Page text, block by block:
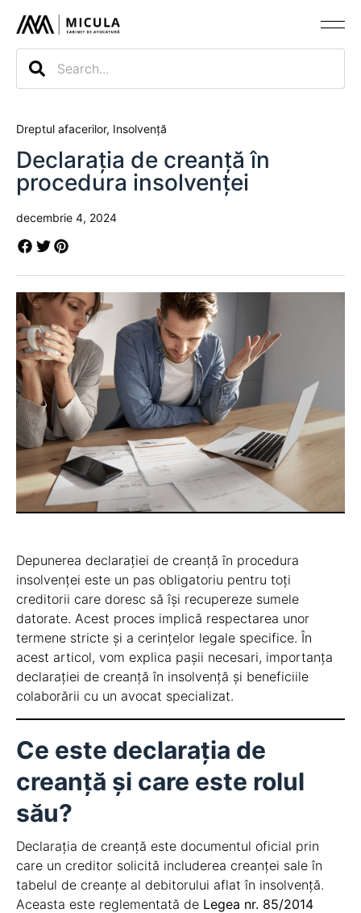
Dreptul afacerilor, Insolvență
Declarația de creanță în
procedura insolvenței
decembrie 4, 2024
Depunerea declarației de creanță în procedura
insolvenței este un pas obligatoriu pentru toți
creditorii care doresc să își recupereze sumele
datorate. Acest proces implică respectarea unor
termene stricte și a cerințelor legale specifice. În
acest articol, vom explica pașii necesari, importanța
declarației de creanță în insolvență și beneficiile
colaborării cu un avocat specializat.
Ce este declarația de
creanță și care este rolul
său?
Declarația de creanță este documentul oficial prin
care un creditor solicită includerea creanței sale în
tabelul de creanțe al debitorului aflat în insolvență.
Aceasta este reglementată de Legea nr. 85/2014